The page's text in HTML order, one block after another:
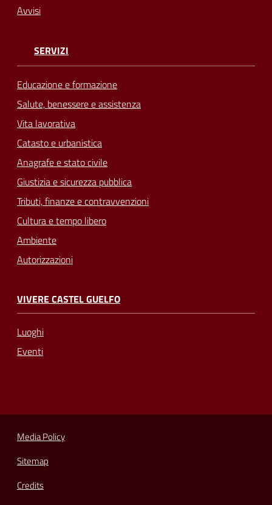
Avvisi
SERVIZI
Educazione e formazione
Salute, benessere e assistenza
Vita lavorativa
Catasto e urbanistica
Anagrafe e stato civile
Giustizia e sicurezza pubblica
Tributi, finanze e contravvenzioni
Cultura e tempo libero
Ambiente
Autorizzazioni
VIVERE CASTEL GUELFO
Luoghi
Eventi
Media Policy
Sitemap
Credits